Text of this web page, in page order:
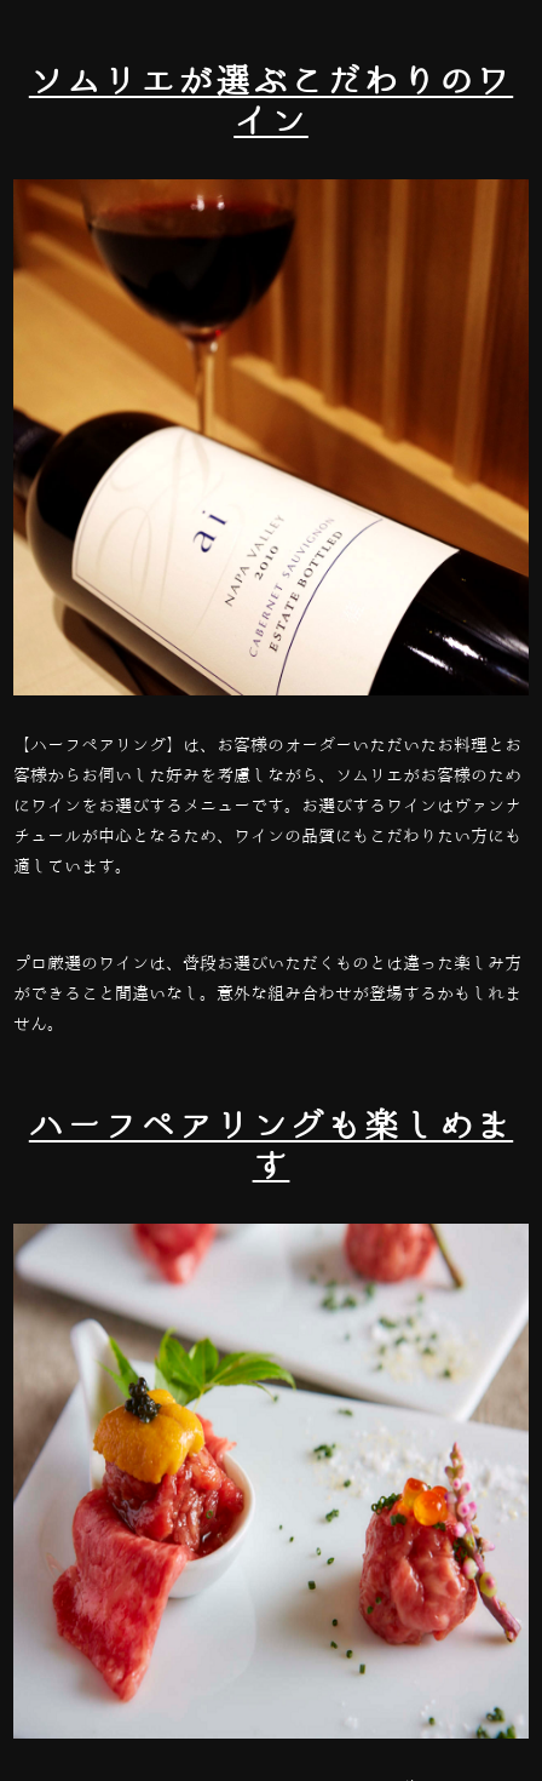
ソムリエが選ぶこだわりのワ
イン
【ハーフペアリング】は、お客様のオーダーいただいたお料理とお
客様からお伺いした好みを考慮しながら、ソムリエがお客様のため
にワインをお選びするメニューです。お選びするワインはヴァンナ
チュールが中心となるため、ワインの品質にもこだわりたい方にも
適しています。
プロ厳選のワインは、普段お選びいただくものとは違った楽しみ方
ができること間違いなし。意外な組み合わせが登場するかもしれま
せん。
ハーフペアリングも楽しめま
す